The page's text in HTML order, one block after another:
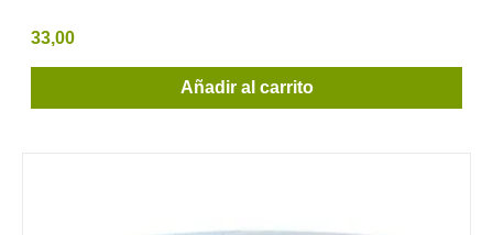
33,00
Añadir al carrito